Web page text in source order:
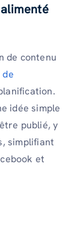
de contenu
idée simple
publié, y
simplifiant
et